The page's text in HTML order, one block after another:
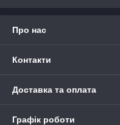
Про нас
Контакти
Доставка та оплата
Графік роботи